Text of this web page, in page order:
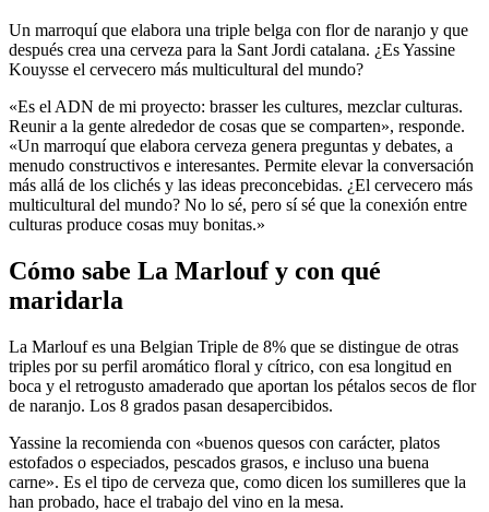
Un marroquí que elabora una triple belga con flor de naranjo y que
después crea una cerveza para la Sant Jordi catalana. ¿Es Yassine
Kouysse el cervecero más multicultural del mundo?
«Es el ADN de mi proyecto: brasser les cultures, mezclar culturas.
Reunir a la gente alrededor de cosas que se comparten», responde.
«Un marroquí que elabora cerveza genera preguntas y debates, a
menudo constructivos e interesantes. Permite elevar la conversación
más allá de los clichés y las ideas preconcebidas. ¿El cervecero más
multicultural del mundo? No lo sé, pero sí sé que la conexión entre
culturas produce cosas muy bonitas.»
Cómo sabe La Marlouf y con qué
maridarla
La Marlouf es una Belgian Triple de 8% que se distingue de otras
triples por su perfil aromático floral y cítrico, con esa longitud en
boca y el retrogusto amaderado que aportan los pétalos secos de flor
de naranjo. Los 8 grados pasan desapercibidos.
Yassine la recomienda con «buenos quesos con carácter, platos
estofados o especiados, pescados grasos, e incluso una buena
carne». Es el tipo de cerveza que, como dicen los sumilleres que la
han probado, hace el trabajo del vino en la mesa.